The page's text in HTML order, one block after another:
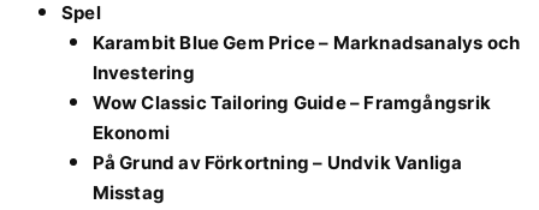
Spel
Karambit Blue Gem Price – Marknadsanalys och
Investering
Wow Classic Tailoring Guide – Framgångsrik
Ekonomi
På Grund av Förkortning – Undvik Vanliga
Misstag